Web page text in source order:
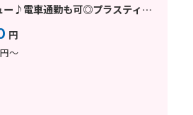
ー♪電車通勤も可◎プラスティッ
円
～